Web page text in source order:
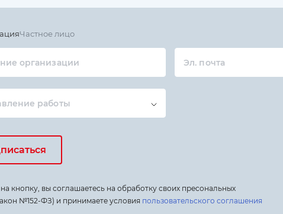
Частное лицо
организации Эл. почта
работы
кнопку, вы соглашаетесь на обработку своих пресональных
№152-ФЗ) и принимаете условия пользовательского соглашения